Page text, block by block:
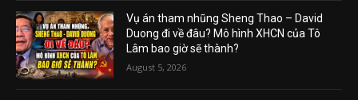
Vụ án tham nhũng Sheng Thao – David
Duong đi về đâu? Mô hình XHCN của Tô
Lâm bao giờ sẽ thành?
August 5, 2026